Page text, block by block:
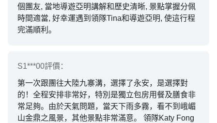
個團友, 當地導遊亞明講解和歷史清晰, 景點掌握分佩
時間適當, 好幸運遇到領隊Tina和導遊亞明, 使這行程
完滿順利。
S1***00評價：
第一次跟團往大陸九寨溝，選擇了永安，是選擇對
的！全程安排非常好，特別是獨立包房用餐及膳食非
常足夠。由於天氣問題，當天下雨多霧，看不到峨嵋
山金鼎之風景，其他景點非常滿意。 領隊Katy Fong